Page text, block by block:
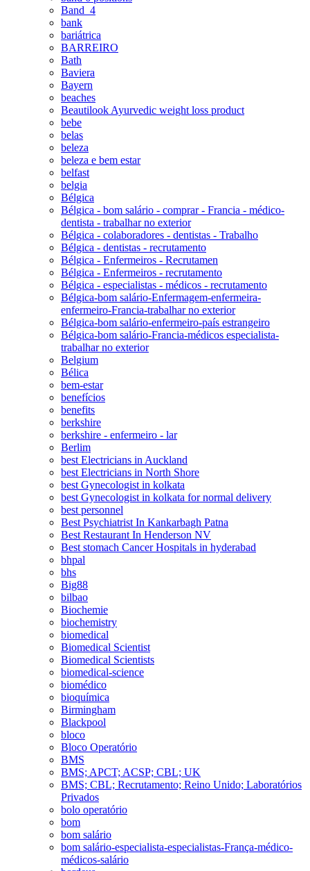
Band_4
bank
bariátrica
BARREIRO
Bath
Baviera
Bayern
beaches
Beautilook Ayurvedic weight loss product
bebe
belas
beleza
beleza e bem estar
belfast
belgia
Bélgica
Bélgica - bom salário - comprar - Francia - médico-
dentista - trabalhar no exterior
Bélgica - colaboradores - dentistas - Trabalho
Bélgica - dentistas - recrutamento
Bélgica - Enfermeiros - Recrutamen
Bélgica - Enfermeiros - recrutamento
Bélgica - especialistas - médicos - recrutamento
Bélgica-bom salário-Enfermagem-enfermeira-
enfermeiro-Francia-trabalhar no exterior
Bélgica-bom salário-enfermeiro-país estrangeiro
Bélgica-bom salário-Francia-médicos especialista-
trabalhar no exterior
Belgium
Bélica
bem-estar
benefícios
benefits
berkshire
berkshire - enfermeiro - lar
Berlim
best Electricians in Auckland
best Electricians in North Shore
best Gynecologist in kolkata
best Gynecologist in kolkata for normal delivery
best personnel
Best Psychiatrist In Kankarbagh Patna
Best Restaurant In Henderson NV
Best stomach Cancer Hospitals in hyderabad
bhpal
bhs
Big88
bilbao
Biochemie
biochemistry
biomedical
Biomedical Scientist
Biomedical Scientists
biomedical-science
biomédico
bioquímica
Birmingham
Blackpool
bloco
Bloco Operatório
BMS
BMS; APCT; ACSP; CBL; UK
BMS; CBL; Recrutamento; Reino Unido; Laboratórios
Privados
bolo operatório
bom
bom salário
bom salário-especialista-especialistas-França-médico-
médicos-salário